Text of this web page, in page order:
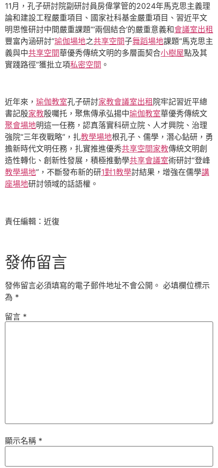
11月，孔子研討院副研討員房偉掌管的2024年馬克思主義理
論和建設工程嚴重項目、國家社科基金嚴重項目、習近平文
明思惟研討中間嚴重課題“‘兩個結合’的嚴重意義和會議室出租
豐富內涵研討”瑜伽場地之共享空間子舞蹈場地課題“馬克思主
義與中共享空間華優秀傳統文明的多層面契合小樹屋點及其
實踐路徑”獲批立項私密空間 。
近年來， 瑜伽教室孔子研討家教會議室出租 院牢記習近平總
書記殷家教殷囑托，聚焦傳承弘揚中瑜伽教室華優秀傳統文
聚會場地明這一任務，認真落實科研立院、人才興院、治理
強院“三年夜戰略”，扎教學場地根孔子、儒學，潛心鉆研，勇
擔新時代文明任務，扎實推進優秀共享空間家教傳統文明創
造性轉化、創新性發展，積極推動學共享會議室術研討“登峰
教學場地”，不斷發布新的研1對1教學討結果，增強在儒學講
座場地研討領域的話語權。
責任編輯：近復
發佈留言
發佈留言必須填寫的電子郵件地址不會公開。 必填欄位標示
為 *
留言 *
顯示名稱 *